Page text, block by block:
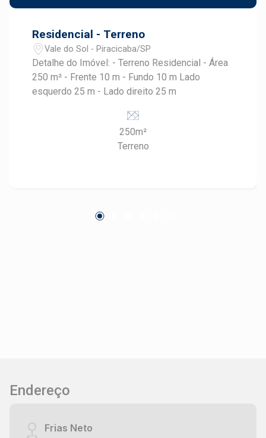
Residencial - Terreno
Vale do Sol - Piracicaba/SP
Detalhe do Imóvel: - Terreno Residencial - Área
250 m² - Frente 10 m - Fundo 10 m Lado
esquerdo 25 m - Lado direito 25 m
250m²
Terreno
Endereço
Frias Neto